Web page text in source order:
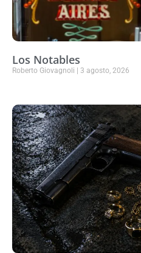
Los Notables
Roberto Giovagnoli 3 agosto, 2026